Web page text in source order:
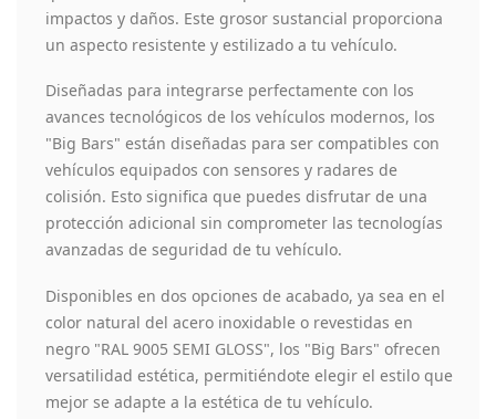
impactos y daños. Este grosor sustancial proporciona
un aspecto resistente y estilizado a tu vehículo.
Diseñadas para integrarse perfectamente con los
avances tecnológicos de los vehículos modernos, los
"Big Bars" están diseñadas para ser compatibles con
vehículos equipados con sensores y radares de
colisión. Esto significa que puedes disfrutar de una
protección adicional sin comprometer las tecnologías
avanzadas de seguridad de tu vehículo.
Disponibles en dos opciones de acabado, ya sea en el
color natural del acero inoxidable o revestidas en
negro "RAL 9005 SEMI GLOSS", los "Big Bars" ofrecen
versatilidad estética, permitiéndote elegir el estilo que
mejor se adapte a la estética de tu vehículo.